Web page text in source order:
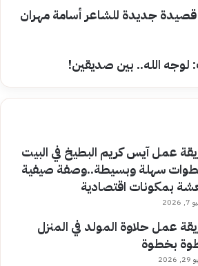
جديدة للشاعر أسامة مهران
لوجه الله.. بين صديقين!
عمل آيس كريم البطيخ في البيت
سهلة وبسيطة..وصفة صيفية
بمكونات اقتصادية
عمل حلاوة المولد في المنزل
بخطوة